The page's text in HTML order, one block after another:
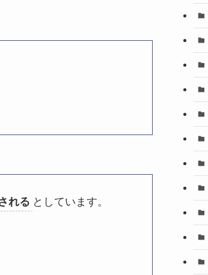
れる としています。